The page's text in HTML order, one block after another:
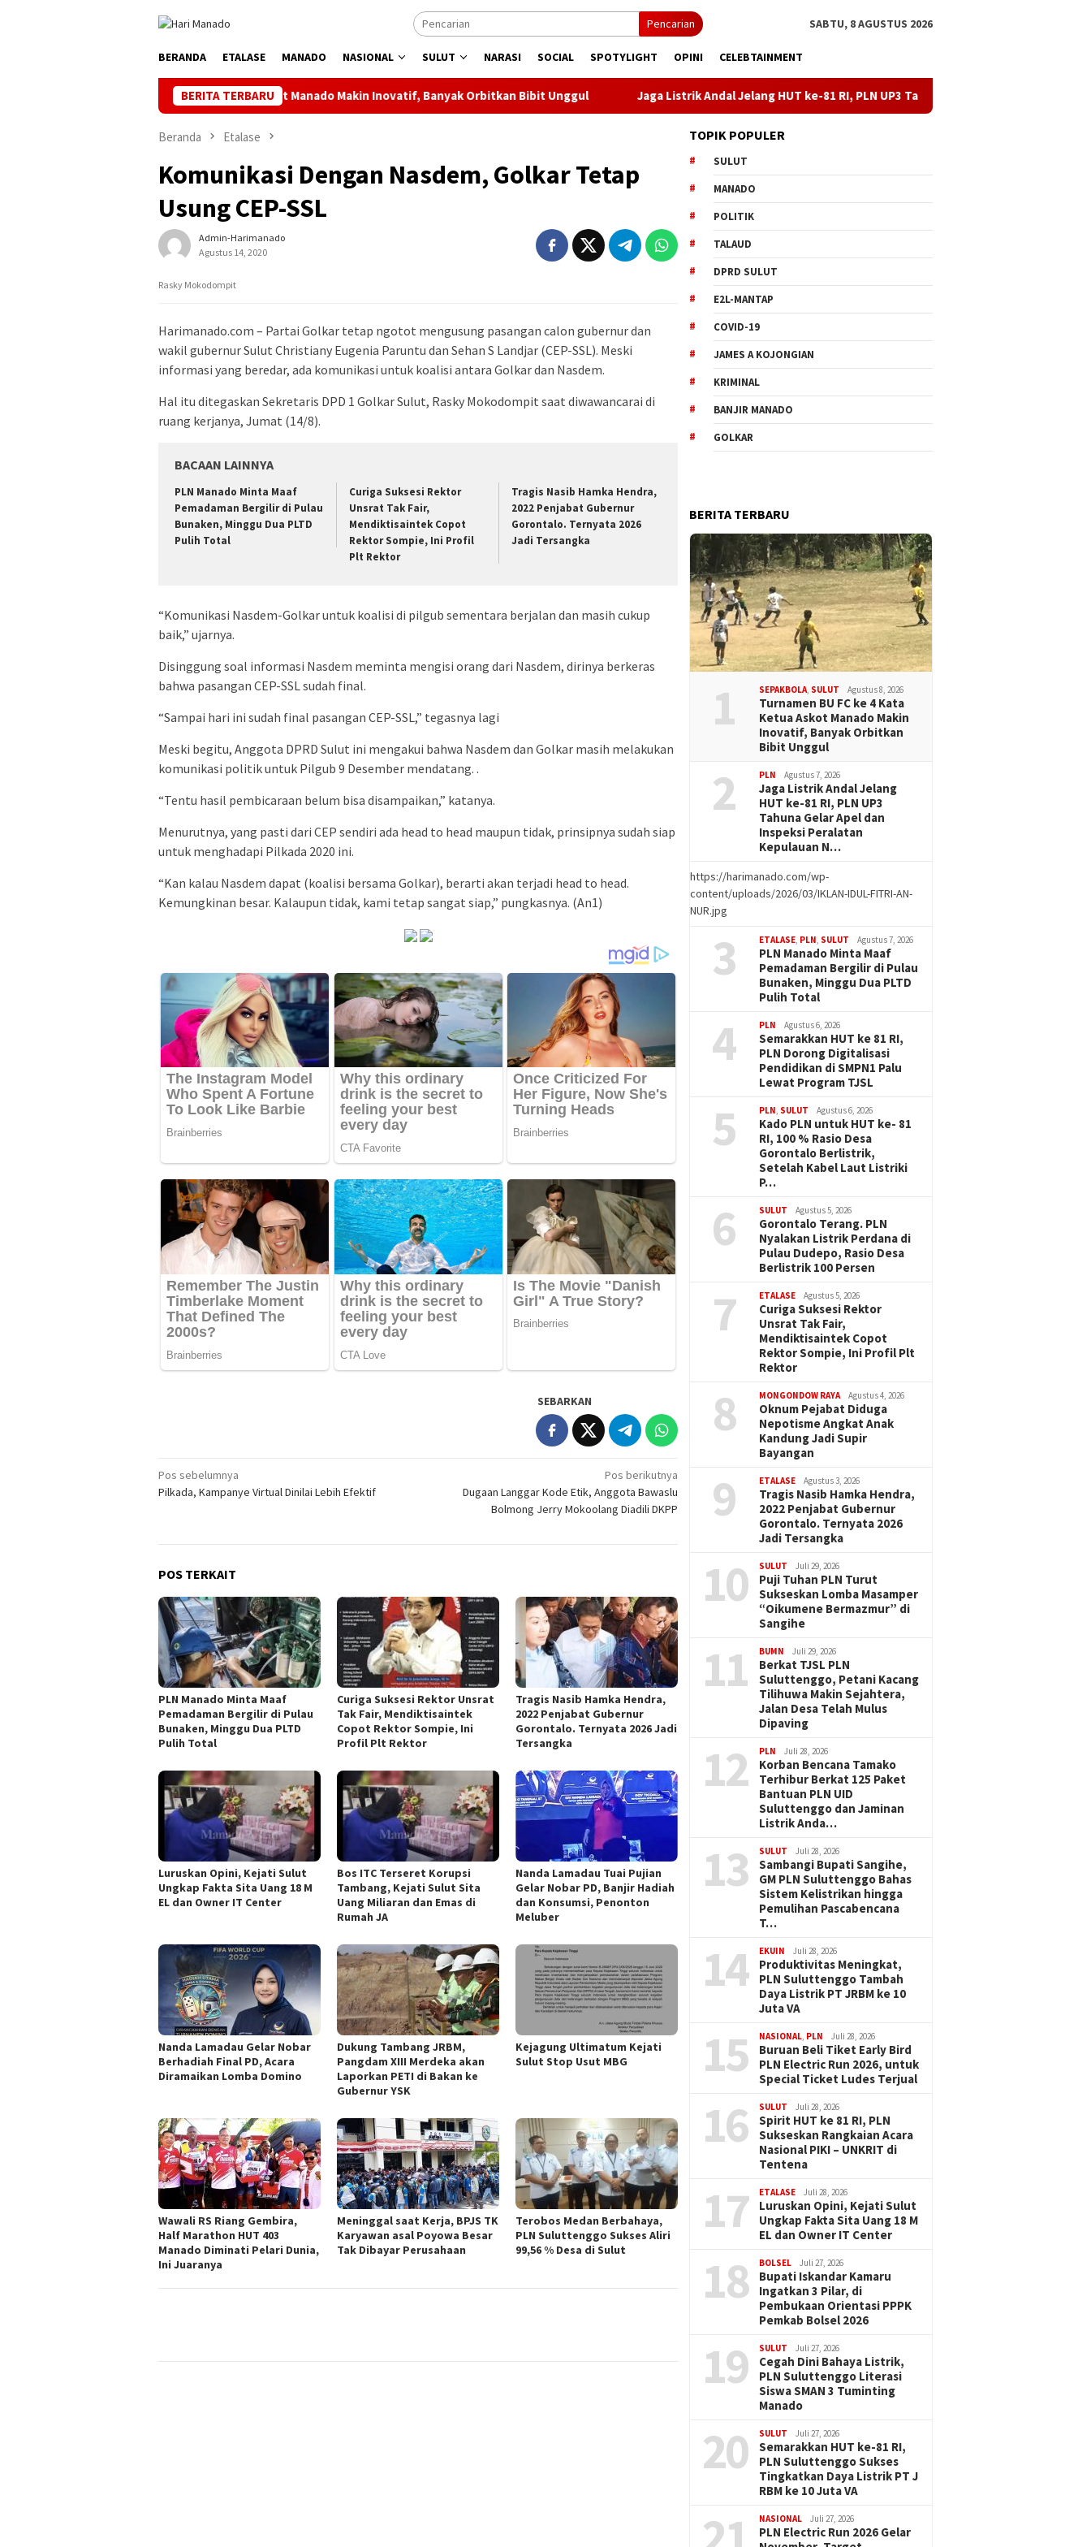
Pencarian SABTU, 8 AGUSTUS 2026
BERANDA ETALASE MANADO NASIONAL SULUT NARASI SOCIAL SPOTYLIGHT OPINI CELEBTAINMENT
BERITA TERBARU
BU FC ke 4 Kata Ketua Askot Manado Makin Inovatif, Banyak Orbitkan Bibit Unggul Jaga Listrik Andal Jelang HUT ke-81 RI, PLN UP3 Tahuna Gelar Apel dan Inspeksi Peralatan Kepulauan
Beranda Etalase
Komunikasi Dengan Nasdem, Golkar Tetap
Usung CEP-SSL
Admin-Harimanado
Agustus 14, 2020
Rasky Mokodompit
Harimanado.com – Partai Golkar tetap ngotot mengusung pasangan calon gubernur dan
wakil gubernur Sulut Christiany Eugenia Paruntu dan Sehan S Landjar (CEP-SSL). Meski
informasi yang beredar, ada komunikasi untuk koalisi antara Golkar dan Nasdem.
Hal itu ditegaskan Sekretaris DPD 1 Golkar Sulut, Rasky Mokodompit saat diwawancarai di
ruang kerjanya, Jumat (14/8).
BACAAN LAINNYA
PLN Manado Minta Maaf
Pemadaman Bergilir di Pulau
Bunaken, Minggu Dua PLTD
Pulih Total
Curiga Suksesi Rektor
Unsrat Tak Fair,
Mendiktisaintek Copot
Rektor Sompie, Ini Profil
Plt Rektor
Tragis Nasib Hamka Hendra,
2022 Penjabat Gubernur
Gorontalo. Ternyata 2026
Jadi Tersangka
“Komunikasi Nasdem-Golkar untuk koalisi di pilgub sementara berjalan dan masih cukup
baik,” ujarnya.
Disinggung soal informasi Nasdem meminta mengisi orang dari Nasdem, dirinya berkeras
bahwa pasangan CEP-SSL sudah final.
“Sampai hari ini sudah final pasangan CEP-SSL,” tegasnya lagi
Meski begitu, Anggota DPRD Sulut ini mengakui bahwa Nasdem dan Golkar masih melakukan
komunikasi politik untuk Pilgub 9 Desember mendatang. .
“Tentu hasil pembicaraan belum bisa disampaikan,” katanya.
Menurutnya, yang pasti dari CEP sendiri ada head to head maupun tidak, prinsipnya sudah siap
untuk menghadapi Pilkada 2020 ini.
“Kan kalau Nasdem dapat (koalisi bersama Golkar), berarti akan terjadi head to head.
Kemungkinan besar. Kalaupun tidak, kami tetap sangat siap,” pungkasnya. (An1)
SEBARKAN
Navigasi
pos
Pos sebelumnya
Pilkada, Kampanye Virtual Dinilai Lebih Efektif
Pos berikutnya
Dugaan Langgar Kode Etik, Anggota Bawaslu
Bolmong Jerry Mokoolang Diadili DKPP
POS TERKAIT
PLN Manado Minta Maaf
Pemadaman Bergilir di Pulau
Bunaken, Minggu Dua PLTD
Pulih Total
Curiga Suksesi Rektor Unsrat
Tak Fair, Mendiktisaintek
Copot Rektor Sompie, Ini
Profil Plt Rektor
Tragis Nasib Hamka Hendra,
2022 Penjabat Gubernur
Gorontalo. Ternyata 2026 Jadi
Tersangka
Luruskan Opini, Kejati Sulut
Ungkap Fakta Sita Uang 18 M
EL dan Owner IT Center
Bos ITC Terseret Korupsi
Tambang, Kejati Sulut Sita
Uang Miliaran dan Emas di
Rumah JA
Nanda Lamadau Tuai Pujian
Gelar Nobar PD, Banjir Hadiah
dan Konsumsi, Penonton
Meluber
Nanda Lamadau Gelar Nobar
Berhadiah Final PD, Acara
Diramaikan Lomba Domino
Dukung Tambang JRBM,
Pangdam XIII Merdeka akan
Laporkan PETI di Bakan ke
Gubernur YSK
Kejagung Ultimatum Kejati
Sulut Stop Usut MBG
Wawali RS Riang Gembira,
Half Marathon HUT 403
Manado Diminati Pelari Dunia,
Ini Juaranya
Meninggal saat Kerja, BPJS TK
Karyawan asal Poyowa Besar
Tak Dibayar Perusahaan
Terobos Medan Berbahaya,
PLN Suluttenggo Sukses Aliri
99,56 % Desa di Sulut
TOPIK POPULER
SULUT
MANADO
POLITIK
TALAUD
DPRD SULUT
E2L-MANTAP
COVID-19
JAMES A KOJONGIAN
KRIMINAL
BANJIR MANADO
GOLKAR
BERITA TERBARU
1 SEPAKBOLA SULUT Agustus 8, 2026
Turnamen BU FC ke 4 Kata
Ketua Askot Manado Makin
Inovatif, Banyak Orbitkan
Bibit Unggul
2 PLN Agustus 7, 2026
Jaga Listrik Andal Jelang
HUT ke-81 RI, PLN UP3
Tahuna Gelar Apel dan
Inspeksi Peralatan
Kepulauan N…
https://harimanado.com/wp-
content/uploads/2026/03/IKLAN-IDUL-FITRI-AN-
NUR.jpg
3 ETALASE PLN SULUT Agustus 7, 2026
PLN Manado Minta Maaf
Pemadaman Bergilir di Pulau
Bunaken, Minggu Dua PLTD
Pulih Total
4 PLN Agustus 6, 2026
Semarakkan HUT ke 81 RI,
PLN Dorong Digitalisasi
Pendidikan di SMPN1 Palu
Lewat Program TJSL
5 PLN SULUT Agustus 6, 2026
Kado PLN untuk HUT ke- 81
RI, 100 % Rasio Desa
Gorontalo Berlistrik,
Setelah Kabel Laut Listriki
P…
6 SULUT Agustus 5, 2026
Gorontalo Terang. PLN
Nyalakan Listrik Perdana di
Pulau Dudepo, Rasio Desa
Berlistrik 100 Persen
7 ETALASE Agustus 5, 2026
Curiga Suksesi Rektor
Unsrat Tak Fair,
Mendiktisaintek Copot
Rektor Sompie, Ini Profil Plt
Rektor
8 MONGONDOW RAYA Agustus 4, 2026
Oknum Pejabat Diduga
Nepotisme Angkat Anak
Kandung Jadi Supir
Bayangan
9 ETALASE Agustus 3, 2026
Tragis Nasib Hamka Hendra,
2022 Penjabat Gubernur
Gorontalo. Ternyata 2026
Jadi Tersangka
10 SULUT Juli 29, 2026
Puji Tuhan PLN Turut
Sukseskan Lomba Masamper
“Oikumene Bermazmur” di
Sangihe
11 BUMN Juli 29, 2026
Berkat TJSL PLN
Suluttenggo, Petani Kacang
Tilihuwa Makin Sejahtera,
Jalan Desa Telah Mulus
Dipaving
12 PLN Juli 28, 2026
Korban Bencana Tamako
Terhibur Berkat 125 Paket
Bantuan PLN UID
Suluttenggo dan Jaminan
Listrik Anda…
13 SULUT Juli 28, 2026
Sambangi Bupati Sangihe,
GM PLN Suluttenggo Bahas
Sistem Kelistrikan hingga
Pemulihan Pascabencana
T…
14 EKUIN Juli 28, 2026
Produktivitas Meningkat,
PLN Suluttenggo Tambah
Daya Listrik PT JRBM ke 10
Juta VA
15 NASIONAL PLN Juli 28, 2026
Buruan Beli Tiket Early Bird
PLN Electric Run 2026, untuk
Special Ticket Ludes Terjual
16 SULUT Juli 28, 2026
Spirit HUT ke 81 RI, PLN
Sukseskan Rangkaian Acara
Nasional PIKI – UNKRIT di
Tentena
17 ETALASE Juli 28, 2026
Luruskan Opini, Kejati Sulut
Ungkap Fakta Sita Uang 18 M
EL dan Owner IT Center
18 BOLSEL Juli 27, 2026
Bupati Iskandar Kamaru
Ingatkan 3 Pilar, di
Pembukaan Orientasi PPPK
Pemkab Bolsel 2026
19 SULUT Juli 27, 2026
Cegah Dini Bahaya Listrik,
PLN Suluttenggo Literasi
Siswa SMAN 3 Tuminting
Manado
20 SULUT Juli 27, 2026
Semarakkan HUT ke-81 RI,
PLN Suluttenggo Sukses
Tingkatkan Daya Listrik PT J
RBM ke 10 Juta VA
NASIONAL Juli 27, 2026
PLN Electric Run 2026 Gelar